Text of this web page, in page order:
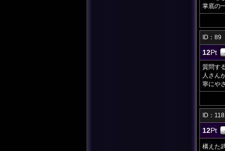
掌底の
ID：89
12Pt
質問す
人さん
寧にや
ID：
12Pt
構えた